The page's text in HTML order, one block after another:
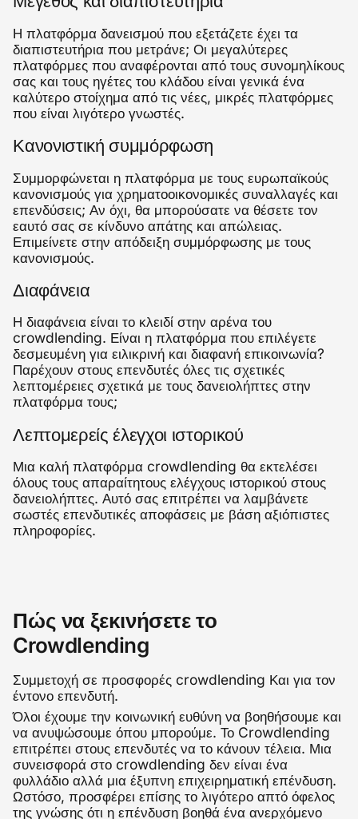
Η πλατφόρμα δανεισμού που εξετάζετε έχει τα
διαπιστευτήρια που μετράνε; Οι μεγαλύτερες
πλατφόρμες που αναφέρονται από τους συνομηλίκους
σας και τους ηγέτες του κλάδου είναι γενικά ένα
καλύτερο στοίχημα από τις νέες, μικρές πλατφόρμες
που είναι λιγότερο γνωστές.
Κανονιστική συμμόρφωση
Συμμορφώνεται η πλατφόρμα με τους ευρωπαϊκούς
κανονισμούς για χρηματοοικονομικές συναλλαγές και
επενδύσεις; Αν όχι, θα μπορούσατε να θέσετε τον
εαυτό σας σε κίνδυνο απάτης και απώλειας.
Επιμείνετε στην απόδειξη συμμόρφωσης με τους
κανονισμούς.
Διαφάνεια
Η διαφάνεια είναι το κλειδί στην αρένα του
crowdlending. Είναι η πλατφόρμα που επιλέγετε
δεσμευμένη για ειλικρινή και διαφανή επικοινωνία?
Παρέχουν στους επενδυτές όλες τις σχετικές
λεπτομέρειες σχετικά με τους δανειολήπτες στην
πλατφόρμα τους;
Λεπτομερείς έλεγχοι ιστορικού
Μια καλή πλατφόρμα crowdlending θα εκτελέσει
όλους τους απαραίτητους ελέγχους ιστορικού στους
δανειολήπτες. Αυτό σας επιτρέπει να λαμβάνετε
σωστές επενδυτικές αποφάσεις με βάση αξιόπιστες
πληροφορίες.
Πώς να ξεκινήσετε το
Crowdlending
Συμμετοχή σε προσφορές crowdlending Και για τον
έντονο επενδυτή.
Όλοι έχουμε την κοινωνική ευθύνη να βοηθήσουμε και
να ανυψώσουμε όπου μπορούμε. Το Crowdlending
επιτρέπει στους επενδυτές να το κάνουν τέλεια. Μια
συνεισφορά στο crowdlending δεν είναι ένα
φυλλάδιο αλλά μια έξυπνη επιχειρηματική επένδυση.
Ωστόσο, προσφέρει επίσης το λιγότερο απτό όφελος
της γνώσης ότι η επένδυση βοηθά ένα ανερχόμενο